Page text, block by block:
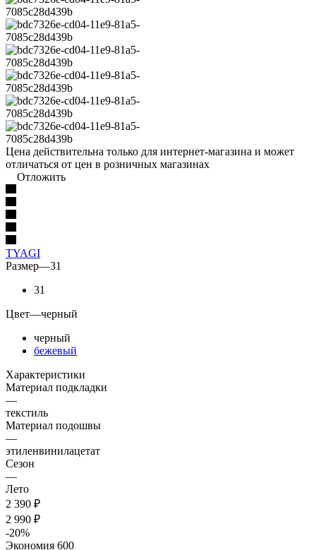
Цена действительна только для интернет-магазина и может
отличаться от цен в розничных магазинах
Отложить
TYAGI
Размер—31
31
Цвет—черный
черный
бежевый
Характеристики
Материал подкладки
—
текстиль
Материал подошвы
—
этиленвинилацетат
Сезон
—
Лето
2 390 ₽
2 990 ₽
-20%
Экономия 600